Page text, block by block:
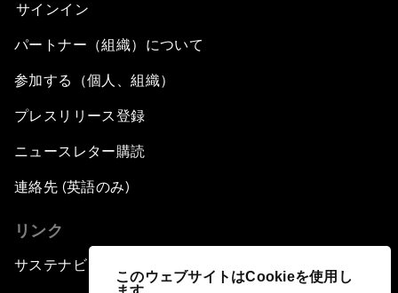
このウェブサイトはCookieを使用し
サインイン
パートナー（組織）について
参加する（個人、組織）
プレスリリース登録
ニュースレター購読
連絡先 (英語のみ)
リンク
サステナビリティへの取り組み